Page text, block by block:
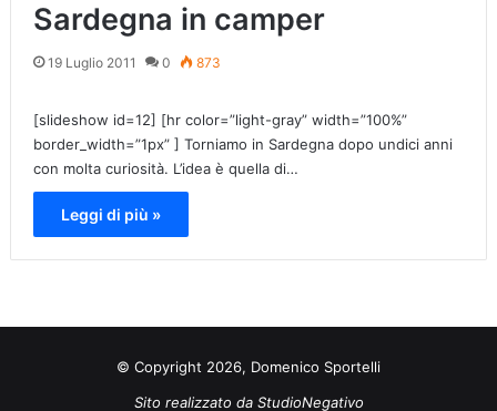
Sardegna in camper
19 Luglio 2011 0 873
[slideshow id=12] [hr color=”light-gray” width=”100%”
border_width=”1px” ] Torniamo in Sardegna dopo undici anni
con molta curiosità. L’idea è quella di…
Leggi di più »
© Copyright 2026, Domenico Sportelli
Sito realizzato da StudioNegativo